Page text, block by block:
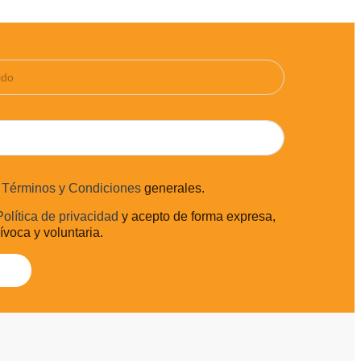
Términos y Condiciones generales.
de privacidad y acepto de forma expresa,
y voluntaria.